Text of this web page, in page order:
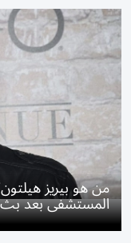
من هو بيريز
المستشفى بعد بث